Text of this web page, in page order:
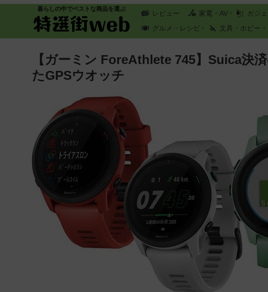
暮らしの中でベストな商品を選ぶ
レビュー 家電・AV ガジ
グルメ・レシピ
文具・ホビー
【ガーミン ForeAthlete 745】Suica決
たGPSウオッチ